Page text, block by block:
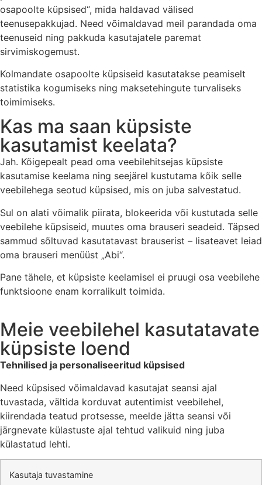
osapoolte küpsised“, mida haldavad välised
teenusepakkujad. Need võimaldavad meil parandada oma
teenuseid ning pakkuda kasutajatele paremat
sirvimiskogemust.
Kolmandate osapoolte küpsiseid kasutatakse peamiselt
statistika kogumiseks ning maksetehingute turvaliseks
toimimiseks.
Kas ma saan küpsiste
kasutamist keelata?
Jah. Kõigepealt pead oma veebilehitsejas küpsiste
kasutamise keelama ning seejärel kustutama kõik selle
veebilehega seotud küpsised, mis on juba salvestatud.
Sul on alati võimalik piirata, blokeerida või kustutada selle
veebilehe küpsiseid, muutes oma brauseri seadeid. Täpsed
sammud sõltuvad kasutatavast brauserist – lisateavet leiad
oma brauseri menüüst „Abi“.
Pane tähele, et küpsiste keelamisel ei pruugi osa veebilehe
funktsioone enam korralikult toimida.
Meie veebilehel kasutatavate
küpsiste loend
Tehnilised ja personaliseeritud küpsised
Need küpsised võimaldavad kasutajat seansi ajal
tuvastada, vältida korduvat autentimist veebilehel,
kiirendada teatud protsesse, meelde jätta seansi või
järgnevate külastuste ajal tehtud valikuid ning juba
külastatud lehti.
Kasutaja tuvastamine